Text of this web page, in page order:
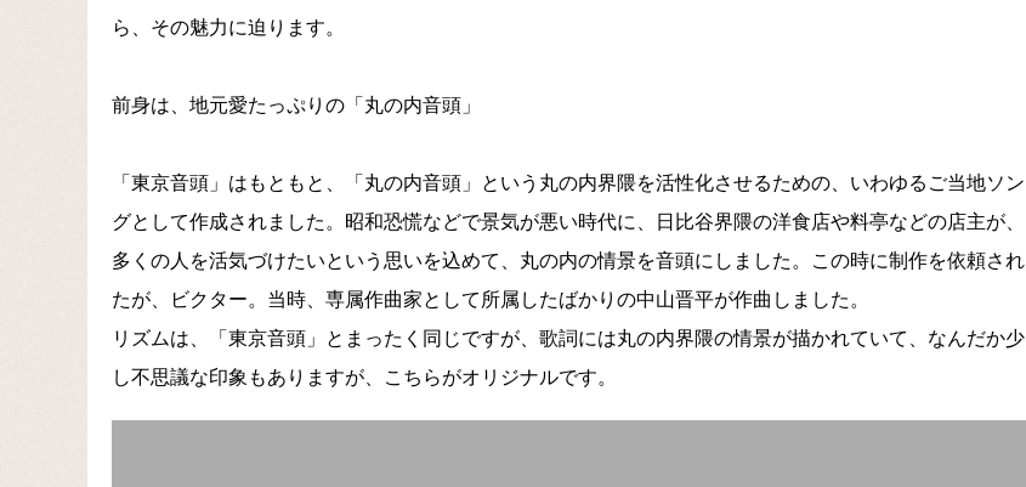
ら、その魅力に迫ります。
前身は、地元愛たっぷりの「丸の内音頭」
「東京音頭」はもともと、「丸の内音頭」という丸の内界隈を活性化させるための、いわゆるご当地ソン
グとして作成されました。昭和恐慌などで景気が悪い時代に、日比谷界隈の洋食店や料亭などの店主が、
多くの人を活気づけたいという思いを込めて、丸の内の情景を音頭にしました。この時に制作を依頼され
たが、ビクター。当時、専属作曲家として所属したばかりの中山晋平が作曲しました。
リズムは、「東京音頭」とまったく同じですが、歌詞には丸の内界隈の情景が描かれていて、なんだか少
し不思議な印象もありますが、こちらがオリジナルです。